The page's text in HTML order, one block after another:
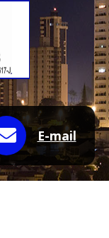
E-mail